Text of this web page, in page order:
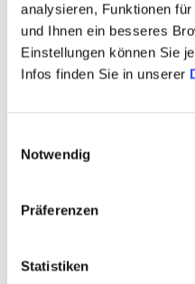
analysieren, Funktionen
und Ihnen ein besseres
Einstellungen können Sie
Infos finden Sie in unserer
Notwendig
Präferenzen
Statistiken
grondsoorten
wijnhuizen